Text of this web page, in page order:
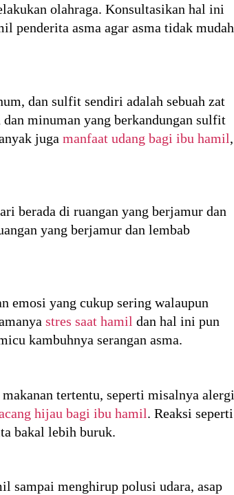
olahraga. Konsultasikan hal ini
penderita asma agar asma tidak mudah
dan sulfit sendiri adalah sebuah zat
minuman yang berkandungan sulfit
juga manfaat udang bagi ibu hamil,
berada di ruangan yang berjamur dan
yang berjamur dan lembab
emosi yang cukup sering walaupun
stres saat hamil dan hal ini pun
kambuhnya serangan asma.
tertentu, seperti misalnya alergi
hijau bagi ibu hamil. Reaksi seperti
bakal lebih buruk.
sampai menghirup polusi udara, asap